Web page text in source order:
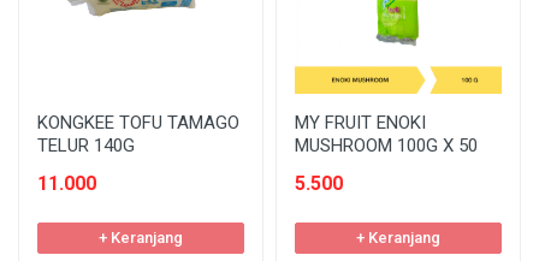
KONGKEE TOFU TAMAGO
TELUR 140G
11.000
+ Keranjang
MY FRUIT ENOKI
MUSHROOM 100G X 50
5.500
+ Keranjang